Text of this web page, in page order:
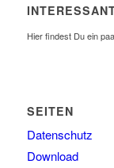
Hier findest Du ein
SEITEN
Datenschutz
Download